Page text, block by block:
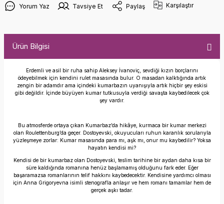
Yorum Yaz Tavsiye Et Paylaş Karşılaştır
Ürün Bilgisi
Erdemli ve asil bir ruha sahip Aleksey İvanoviç, sevdiği kızın borçlarını
ödeyebilmek için kendini rulet masasında bulur. O masadan kalktığında artık
zengin bir adamdır ama içindeki kumarbazın uyanışıyla artık hiçbir şey eskisi
gibi değildir. İçinde büyüyen kumar tutkusuyla verdiği savaşta kaybedilecek çok
şey vardır.
Bu atmosferde ortaya çıkan Kumarbaz’da hikâye, kurmaca bir kumar merkezi
olan Roulettenburg’da geçer. Dostoyevski, okuyucuları ruhun karanlık sorularıyla
yüzleşmeye zorlar: Kumar masasında para mı, aşk mı, onur mu kaybedilir? Yoksa
hayatın kendisi mi?
Kendisi de bir kumarbaz olan Dostoyevski, teslim tarihine bir aydan daha kısa bir
süre kaldığında romanına henüz başlamamış olduğunu fark eder. Eğer
başaramazsa romanlarının telif hakkını kaybedecektir. Kendisine yardımcı olması
için Anna Grigoryevna isimli stenografla anlaşır ve hem romanı tamamlar hem de
gerçek aşkı tadar.